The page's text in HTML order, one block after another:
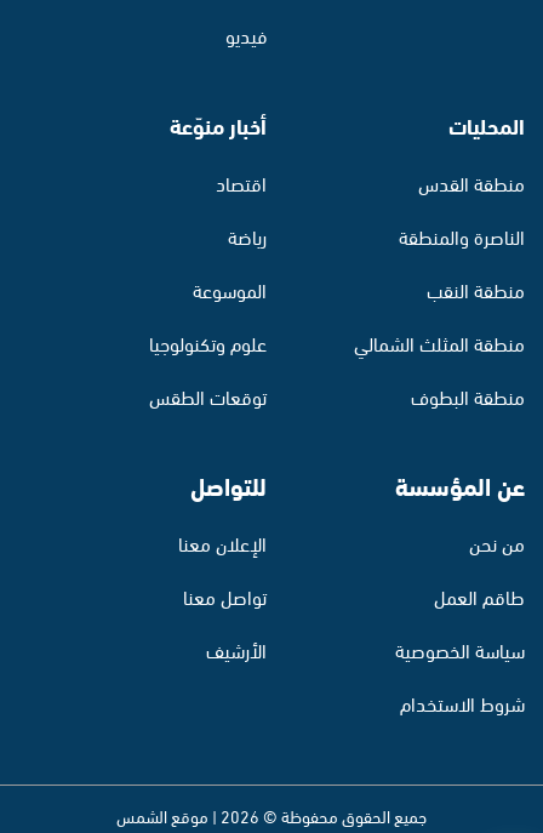
فيديو
المحليات
منطقة القدس
الناصرة والمنطقة
منطقة النقب
منطقة المثلث الشمالي
منطقة البطوف
أخبار منوّعة
اقتصاد
رياضة
الموسوعة
علوم وتكنولوجيا
توقعات الطقس
عن المؤسسة
من نحن
طاقم العمل
سياسة الخصوصية
شروط الاستخدام
للتواصل
الإعلان معنا
تواصل معنا
الأرشيف
جميع الحقوق محفوظة © 2026 | موقع الشمس